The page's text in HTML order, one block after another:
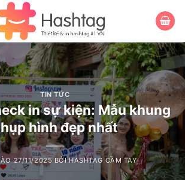
TIN TỨC
in sự kiện: Mẫu khung
hình đẹp nhất
27/11/2025 BỞIHASHTAG CẦM TAY